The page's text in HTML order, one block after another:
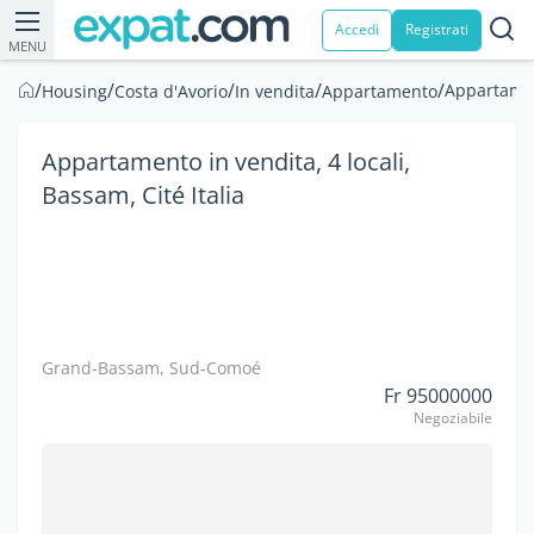
MENU
Accedi Registrati
/Housing/Costa d'Avorio/In vendita/Appartamento/
Appartamento in vendita, 4 locali,
Bassam, Cité Italia
Grand-Bassam, Sud-Comoé
Fr 95000000
Negoziabile